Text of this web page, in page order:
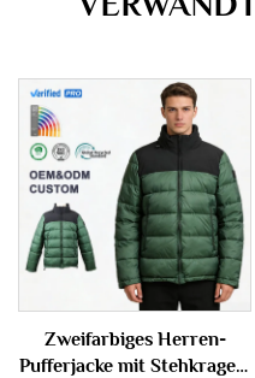
Zweifarbiges Herren-
Pufferjacke mit Stehkragen,